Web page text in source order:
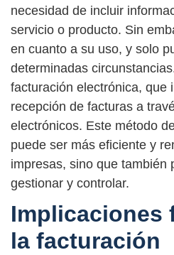
necesidad de incluir
servicio o producto. Sin
en cuanto a su uso, y solo
determinadas
facturación electrónica, que
recepción de facturas a
electrónicos. Este método
puede ser más eficiente y
impresas, sino que también
gestionar y controlar.
Implicaciones
la facturación